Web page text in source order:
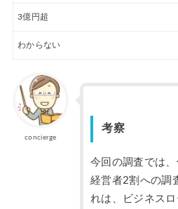
3億円超
わからない
concierge
考察
今回の調査では
経営者2割への調
れは、ビジネス